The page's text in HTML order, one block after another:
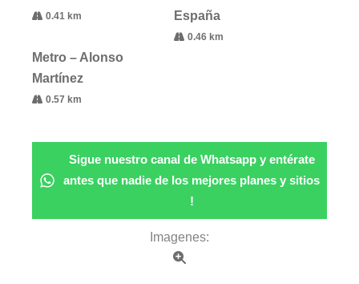
0.41 km
España
0.46 km
Metro – Alonso
Martínez
0.57 km
Sigue nuestro canal de Whatsapp y entérate
antes que nadie de los mejores planes y sitios
!
Imagenes: